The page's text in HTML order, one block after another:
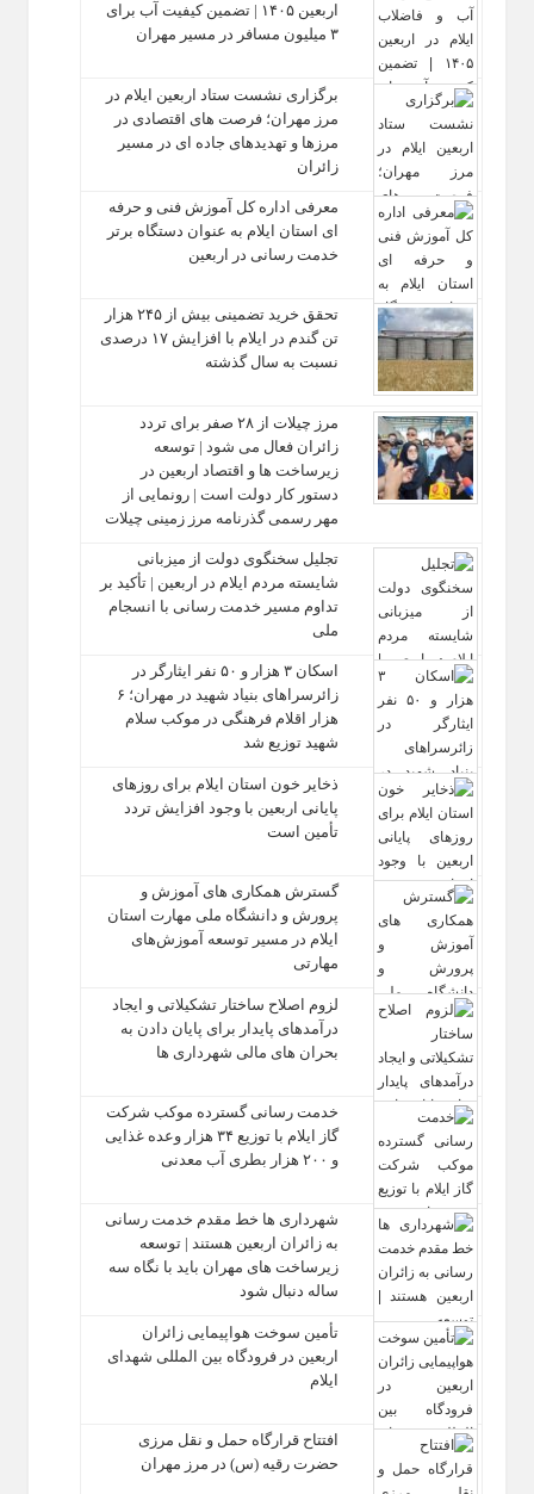
اربعین ۱۴۰۵ | تضمین کیفیت آب برای
۳ میلیون مسافر در مسیر مهران
برگزاری نشست ستاد اربعین ایلام در
مرز مهران؛ فرصت‌ های اقتصادی در
مرزها و تهدیدهای جاده‌ ای در مسیر
زائران
معرفی اداره کل آموزش فنی و حرفه‌
ای استان ایلام به‌ عنوان دستگاه برتر
خدمت‌ رسانی در اربعین
تحقق خرید تضمینی بیش از ۲۴۵ هزار
تن گندم در ایلام با افزایش ۱۷ درصدی
نسبت به سال گذشته
مرز چیلات از ۲۸ صفر برای تردد
زائران فعال می‌ شود | توسعه
زیرساخت‌ ها و اقتصاد اربعین در
دستور کار دولت است | رونمایی از
مهر رسمی گذرنامه مرز زمینی چیلات
تجلیل سخنگوی دولت از میزبانی
شایسته مردم ایلام در اربعین | تأکید بر
تداوم مسیر خدمت‌ رسانی با انسجام
ملی
اسکان ۳ هزار و ۵۰ نفر ایثارگر در
زائرسراهای بنیاد شهید در مهران؛ ۶
هزار اقلام فرهنگی در موکب سلام
شهید توزیع شد
ذخایر خون استان ایلام برای روزهای
پایانی اربعین با وجود افزایش تردد
تأمین است
گسترش همکاری‌ های آموزش و
پرورش و دانشگاه ملی مهارت استان
ایلام در مسیر توسعه آموزش‌های
مهارتی
لزوم اصلاح ساختار تشکیلاتی و ایجاد
درآمدهای پایدار برای پایان دادن به
بحران‌ های مالی شهرداری‌ ها
خدمت رسانی گسترده موکب شرکت
گاز ایلام با توزیع ۳۴ هزار وعده غذایی
و ۲۰۰ هزار بطری آب معدنی
شهرداری‌ ها خط مقدم خدمت ‌رسانی
به زائران اربعین هستند | توسعه
زیرساخت ‌های مهران باید با نگاه سه‌
ساله دنبال شود
تأمین سوخت هواپیمایی زائران
اربعین در فرودگاه بین المللی شهدای
ایلام
افتتاح قرارگاه حمل‌ و نقل مرزی
حضرت رقیه (س) در مرز مهران